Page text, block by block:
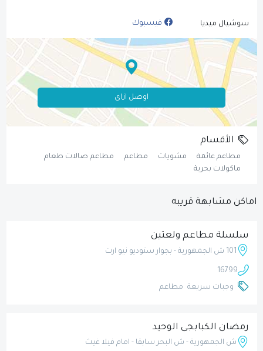
سوشيال ميديا فيسبوك
اوصل ازاى
الأقسام
مطاعم عائمة مشويات مطاعم
مطاعم صالات طعام
ماكولات بحرية
اماكن مشابهة قريبه
سلسلة مطاعم ولعتين
101 ش الجمهورية - بجوار ستوديو نيو ارت
16799
وجبات سريعة مطاعم
رمضان الكبابجى الوحيد
ش الجمهورية - ش البحر سابقا - امام فيلا غيث